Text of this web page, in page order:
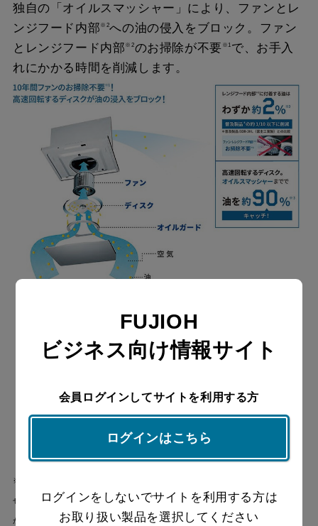
独自の「オイルスマッシャー」により、ファンとレ
ンジフード内部 ※2への油の侵入をブロック。ファン
とレンジフード内部 ※2のお掃除が不要 ※1 で、お手入
れにかかる時間を削減します。
※1「 お掃除不要」とは、レンジフード内部が汚れないという意味ではありま
せん。普及製品：BDR-3HL（富士工業製）の1年間相当の油が付着する期間
が、オイルスマッシャー搭載製品は約10年となるため、製品設計上の標準使用
FUJIOH
ビジネス向け情報サイト
会員ログインしてサイトを利用する方
ログインはこちら
ログインをしないでサイトを利用する方は
お取り扱い製品を選択してください